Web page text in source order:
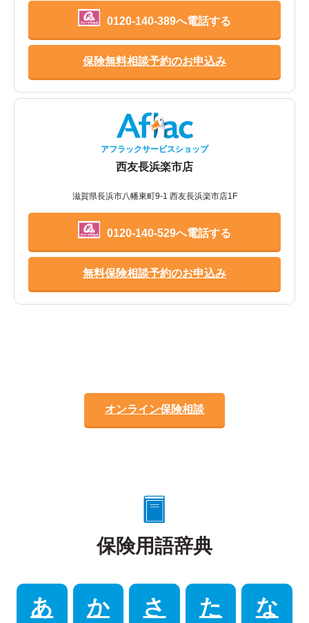
0120-140-389へ電話する
保険無料相談予約のお申込み
アフラックサービスショップ
西友長浜楽市店
滋賀県長浜市八幡東町9-1 西友長浜楽市店1F
0120-140-529へ電話する
無料保険相談予約のお申込み
オンライン保険相談
保険用語辞典
あ か さ た な